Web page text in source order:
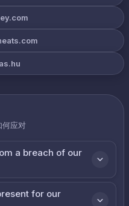
何应对
a breach of our
for our